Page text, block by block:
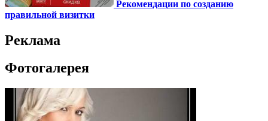
Рекомендации по созданию
правильной визитки
Реклама
Фотогалерея